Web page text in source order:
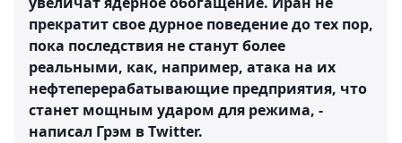
прекратит свое дурное поведение до тех пор,
пока последствия не станут более
реальными, как, например, атака на их
нефтеперерабатывающие предприятия, что
станет мощным ударом для режима, -
написал Грэм в Twitter.